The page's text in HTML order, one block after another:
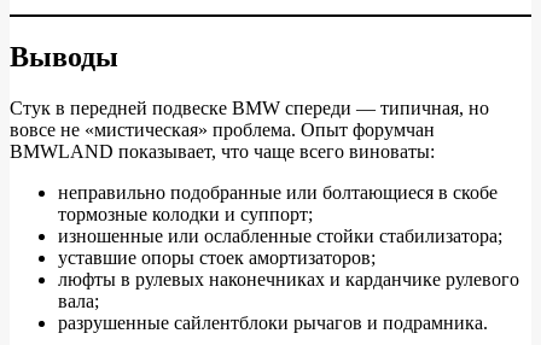
Выводы
Стук в передней подвеске BMW спереди — типичная, но
вовсе не «мистическая» проблема. Опыт форумчан
BMWLAND показывает, что чаще всего виноваты:
неправильно подобранные или болтающиеся в скобе
тормозные колодки и суппорт;
изношенные или ослабленные стойки стабилизатора;
уставшие опоры стоек амортизаторов;
люфты в рулевых наконечниках и карданчике рулевого
вала;
разрушенные сайлентблоки рычагов и подрамника.